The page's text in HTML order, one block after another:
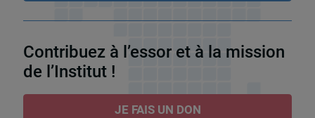
Contribuez à l’essor et à la mission
de l’Institut !
JE FAIS UN DON